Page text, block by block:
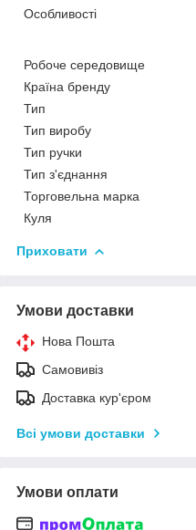
Особливості
Робоче середовище
Країна бренду
Тип
Тип виробу
Тип ручки
Тип з'єднання
Торговельна марка
Куля
Приховати
Умови доставки
Нова Пошта
Самовивіз
Доставка кур'єром
Всі умови доставки
Умови оплати